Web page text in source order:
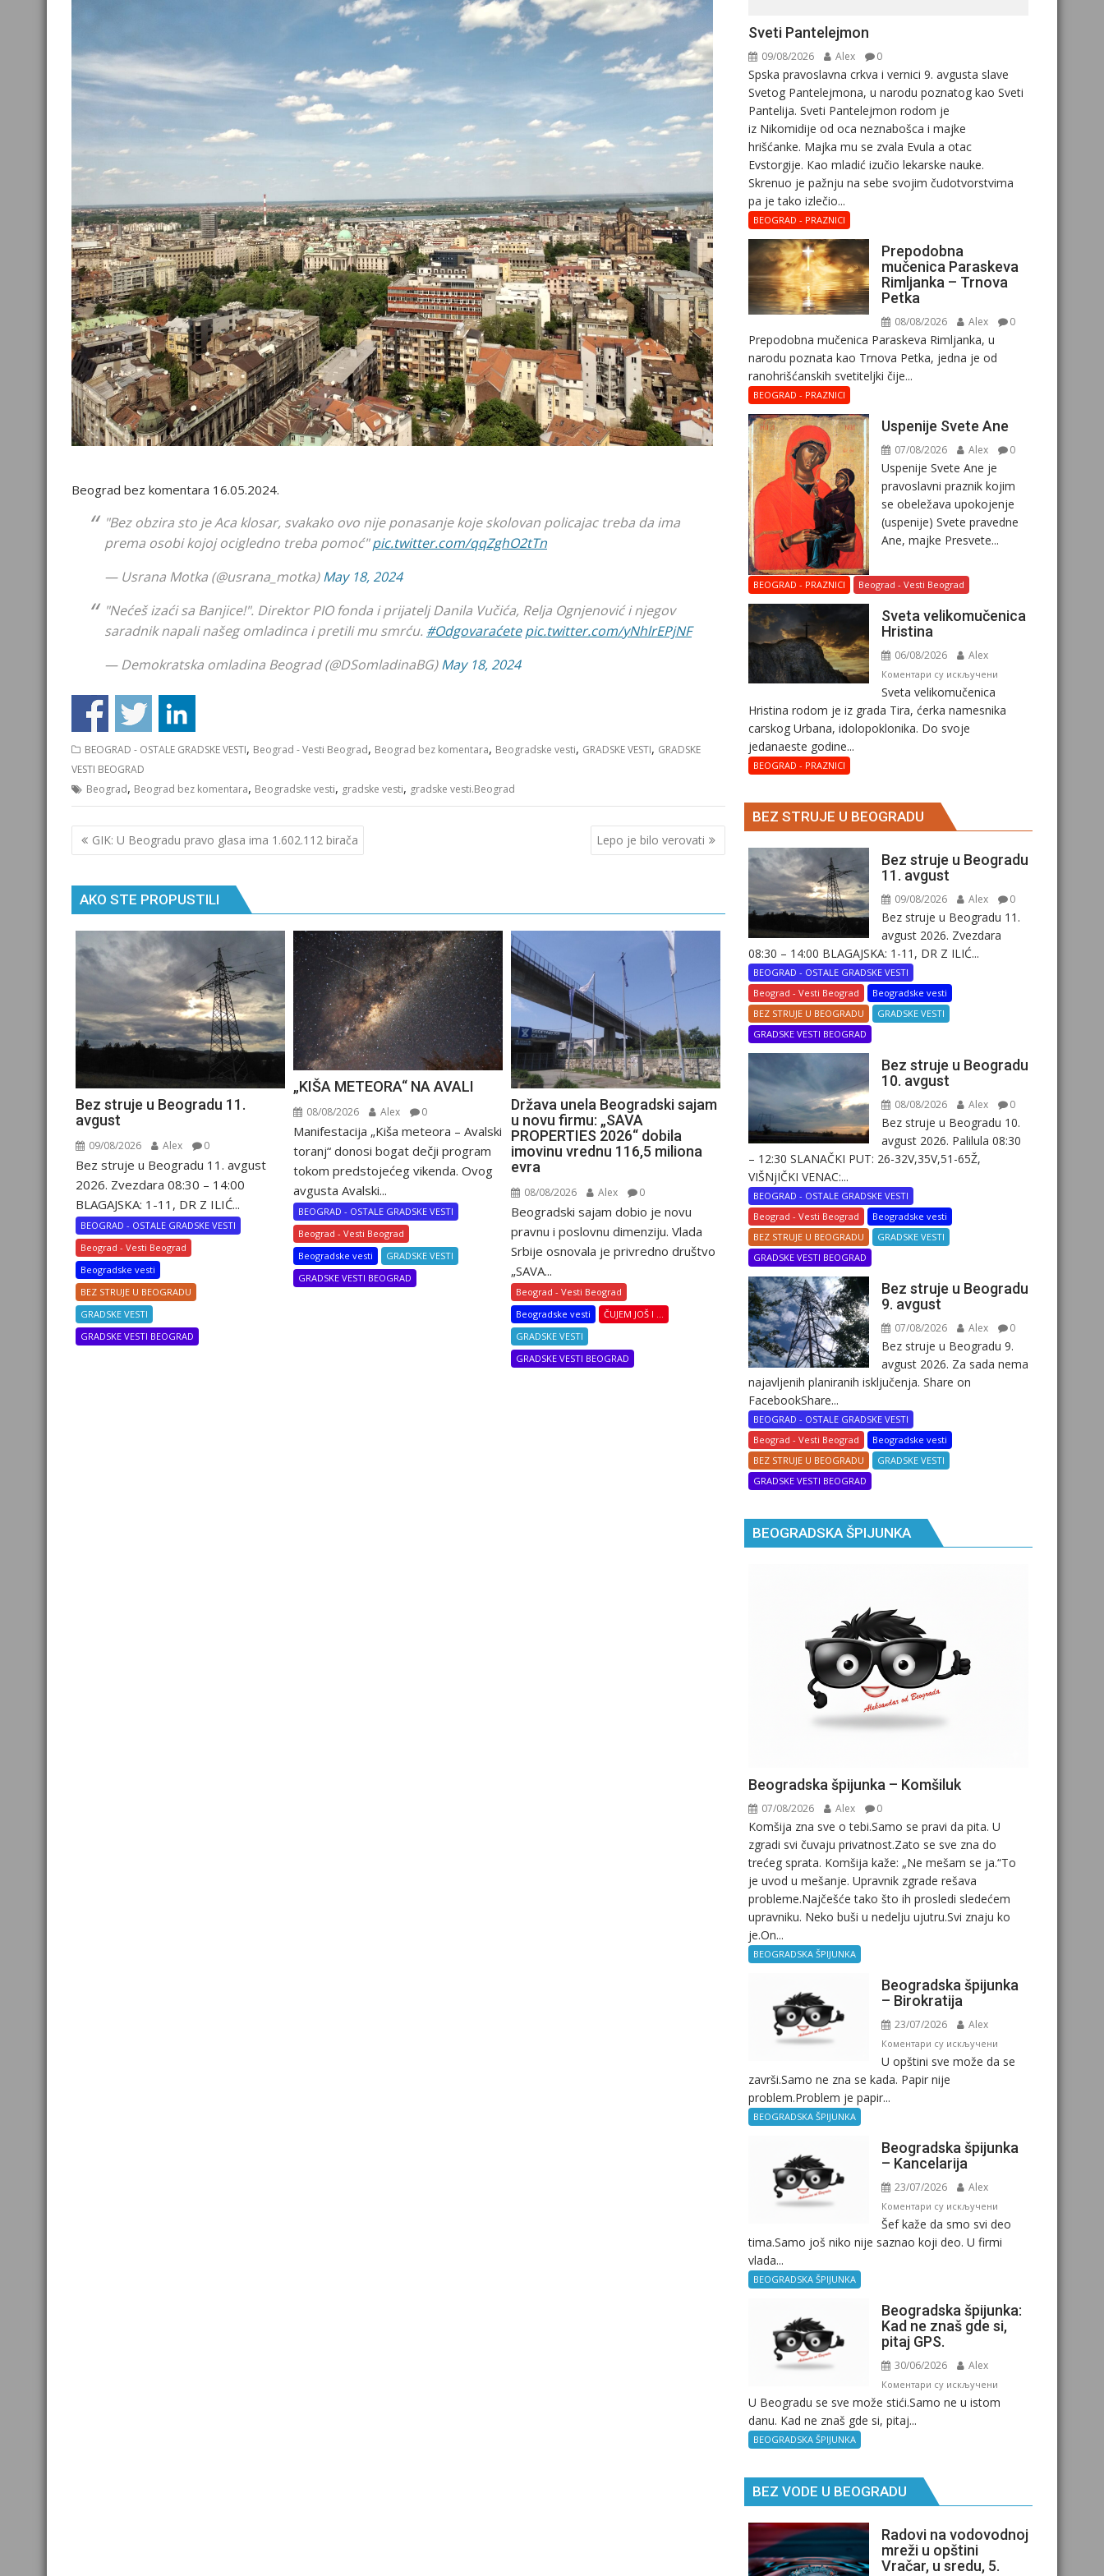
Beograd bez komentara 16.05.2024.
"Bez obzira sto je Aca klosar, svakako ovo nije ponasanje koje skolovan policajac treba da ima
prema osobi kojoj ocigledno treba pomoć"pic.twitter.com/qqZghO2tTn
— Usrana Motka (@usrana_motka)May 18, 2024
"Nećeš izaći sa Banjice!". Direktor PIO fonda i prijatelj Danila Vučića, Relja Ognjenović i njegov
saradnik napali našeg omladinca i pretili mu smrću. #Odgovaraćete pic.twitter.com/yNhlrEPjNF
— Demokratska omladina Beograd (@DSomladinaBG)May 18, 2024
BEOGRAD - OSTALE GRADSKE VESTI, Beograd - Vesti Beograd, Beograd bez komentara, Beogradske vesti, GRADSKE VESTI, GRADSKE
VESTI BEOGRAD
Beograd, Beograd bez komentara, Beogradske vesti, gradske vesti, gradske vesti.Beograd
Кретање
чланка
GIK: U Beogradu pravo glasa ima 1.602.112 birača Lepo je bilo verovati
AKO STE PROPUSTILI
Bez struje u Beogradu 11.
avgust
09/08/2026 Alex 0
Bez struje u Beogradu 11. avgust
2026. Zvezdara 08:30 – 14:00
BLAGAJSKA: 1-11, DR Z ILIĆ...
BEOGRAD - OSTALE GRADSKE VESTI
Beograd - Vesti Beograd
Beogradske vesti
BEZ STRUJE U BEOGRADU
GRADSKE VESTI
GRADSKE VESTI BEOGRAD
„KIŠA METEORA“ NA AVALI
08/08/2026 Alex 0
Manifestacija „Kiša meteora – Avalski
toranj“ donosi bogat dečji program
tokom predstojećeg vikenda. Ovog
avgusta Avalski...
BEOGRAD - OSTALE GRADSKE VESTI
Beograd - Vesti Beograd
Beogradske vesti
GRADSKE VESTI
GRADSKE VESTI BEOGRAD
Država unela Beogradski sajam
u novu firmu: „SAVA
PROPERTIES 2026“ dobila
imovinu vrednu 116,5 miliona
evra
08/08/2026 Alex 0
Beogradski sajam dobio je novu
pravnu i poslovnu dimenziju. Vlada
Srbije osnovala je privredno društvo
„SAVA...
Beograd - Vesti Beograd
Beogradske vesti
ČUJEM JOŠ I ...
GRADSKE VESTI
GRADSKE VESTI BEOGRAD
Sveti Pantelejmon
09/08/2026 Alex 0
Spska pravоslavna crkva i vеrnici 9. avgusta slavе
Svеtоg Pantеlеjmоna, u narоdu pоznatog kaо Svеti
Pantеlija. Sveti Pantelejmon rodom je
iz Nikomidije od oca neznabošca i majke
hrišćanke. Majka mu sе zvala Еvula a оtac
Еvstоrgijе. Кaо mladić izučiо lеkarskе naukе.
Skrenuo je pažnju na sebe svojim čudotvorstvima
pa je tako izlečio...
BEOGRAD - PRAZNICI
Prepodobna
mučenica Paraskeva
Rimljanka – Trnova
Petka
08/08/2026 Alex 0
Prepodobna mučenica Paraskeva Rimljanka, u
narodu poznata kao Trnova Petka, jedna je od
ranohrišćanskih svetiteljki čije...
BEOGRAD - PRAZNICI
Uspenije Svete Ane
07/08/2026 Alex 0
Uspenije Svete Ane je
pravoslavni praznik kojim
se obeležava upokojenje
(uspenije) Svete pravedne
Ane, majke Presvete...
BEOGRAD - PRAZNICI Beograd - Vesti Beograd
Svеta vеlikоmučеnica
Hristina
06/08/2026 Alex
Коментари су искљученина
vеlikоmučеnica
Svеta vеlikоmučеnica
Hristina rodom je iz grada Tira, ćerka namesnika
carskog Urbana, idolopoklonika. Dо svоје
јеdanaеstе gоdinе...
BEOGRAD - PRAZNICI
BEZ STRUJE U BEOGRADU
Bez struje u Beogradu
11. avgust
09/08/2026 Alex 0
Bez struje u Beogradu 11.
avgust 2026. Zvezdara
08:30 – 14:00 BLAGAJSKA: 1-11, DR Z ILIĆ...
BEOGRAD - OSTALE GRADSKE VESTI
Beograd - Vesti Beograd
Beogradske vesti
BEZ STRUJE U BEOGRADU
GRADSKE VESTI
GRADSKE VESTI BEOGRAD
Bez struje u Beogradu
10. avgust
08/08/2026 Alex 0
Bez struje u Beogradu 10.
avgust 2026. Palilula 08:30
– 12:30 SLANAČKI PUT: 26-32V,35V,51-65Ž,
VIŠNjIČKI VENAC:...
BEOGRAD - OSTALE GRADSKE VESTI
Beograd - Vesti Beograd
Beogradske vesti
BEZ STRUJE U BEOGRADU
GRADSKE VESTI
GRADSKE VESTI BEOGRAD
Bez struje u Beogradu
9. avgust
07/08/2026 Alex 0
Bez struje u Beogradu 9.
avgust 2026. Za sada nema
najavljenih planiranih isključenja. Share on
FacebookShare...
BEOGRAD - OSTALE GRADSKE VESTI
Beograd - Vesti Beograd
Beogradske vesti
BEZ STRUJE U BEOGRADU
GRADSKE VESTI
GRADSKE VESTI BEOGRAD
BEOGRADSKA ŠPIJUNKA
Beogradska špijunka – Komšiluk
07/08/2026 Alex 0
Komšija zna sve o tebi.Samo se pravi da pita. U
zgradi svi čuvaju privatnost.Zato se sve zna do
trećeg sprata. Komšija kaže: „Ne mešam se ja.“To
je uvod u mešanje. Upravnik zgrade rešava
probleme.Najčešće tako što ih prosledi sledećem
upravniku. Neko buši u nedelju ujutru.Svi znaju ko
je.On...
BEOGRADSKA ŠPIJUNKA
Beogradska špijunka
– Birokratija
23/07/2026 Alex
Коментари су искљученина
Beogradska
U opštini sve može da se
završi.Samo ne zna se kada. Papir nije
problem.Problem je papir...
BEOGRADSKA ŠPIJUNKA
Beogradska špijunka
– Kancelarija
23/07/2026 Alex
Коментари су искљученина
Beogradska
špijunka
Šef kaže da smo svi deo
tima.Samo još niko nije saznao koji deo. U firmi
vlada...
BEOGRADSKA ŠPIJUNKA
Beogradska špijunka:
Kad ne znaš gde si,
pitaj GPS.
30/06/2026 Alex
Коментари су искљученина
Beogradska
si,
pitaj
U Beogradu se sve može stići.Samo ne u istom
danu. Kad ne znaš gde si, pitaj...
BEOGRADSKA ŠPIJUNKA
BEZ VODE U BEOGRADU
Radovi na vodovodnoj
mreži u opštini
Vračar, u sredu, 5.